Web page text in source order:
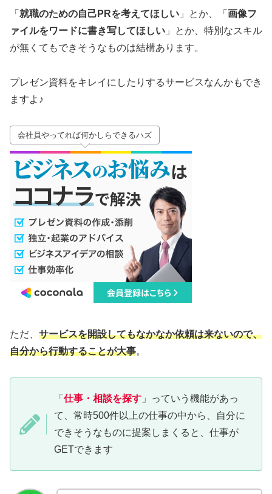
「 就職のための自己PRを考えてほしい 」とか、「 画像フ
ァイルをワードに書き写してほしい 」とか、特別なスキル
が無くてもできそうなものは結構あります。
プレゼン資料をキレイにしたりするサービスなんかもでき
ますよ♪
会社員やってれば何かしらできるハズ
ただ、 サービスを開設してもなかなか依頼は来ないので、
自分から行動することが大事。
「 仕事・相談を探す 」っていう機能があっ
て、常時500件以上の仕事の中から、自分に
できそうなものに提案しまくると、仕事が
GETできます